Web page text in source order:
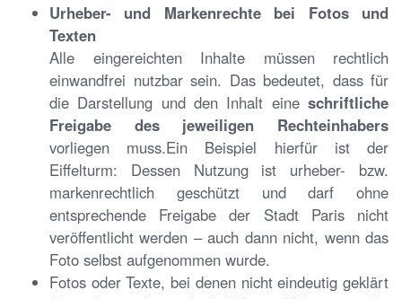
Urheber- und Markenrechte bei Fotos und
Texten
Alle eingereichten Inhalte müssen rechtlich
einwandfrei nutzbar sein. Das bedeutet, dass für
die Darstellung und den Inhalt eine schriftliche
Freigabe des jeweiligen Rechteinhabers
vorliegen muss.Ein Beispiel hierfür ist der
Eiffelturm: Dessen Nutzung ist urheber- bzw.
markenrechtlich geschützt und darf ohne
entsprechende Freigabe der Stadt Paris nicht
veröffentlicht werden – auch dann nicht, wenn das
Foto selbst aufgenommen wurde.
Fotos oder Texte, bei denen nicht eindeutig geklärt